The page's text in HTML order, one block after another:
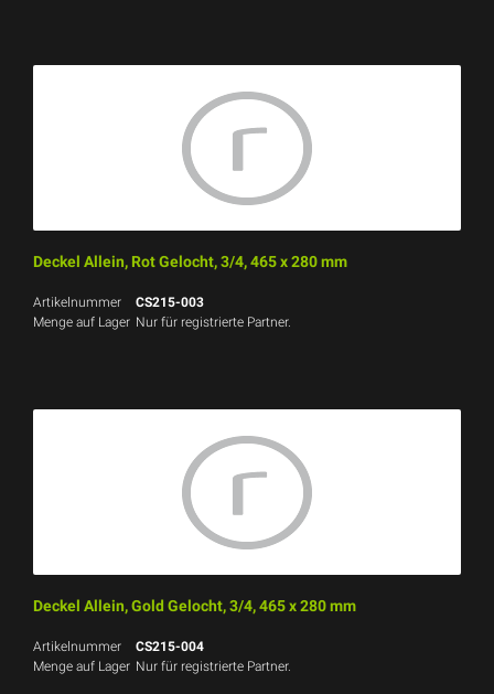
Deckel Allein, Rot Gelocht, 3/4, 465 x 280 mm
Artikelnummer
CS215-003
Menge auf Lager Nur für registrierte Partner.
Deckel Allein, Gold Gelocht, 3/4, 465 x 280 mm
Artikelnummer
CS215-004
Menge auf Lager Nur für registrierte Partner.